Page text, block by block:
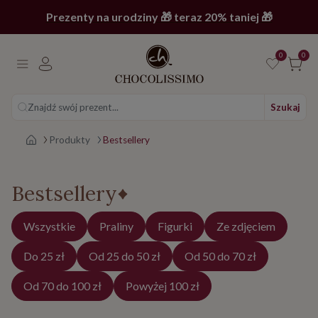
Prezenty na urodziny 🎁 teraz 20% taniej 🎁
0 0
Znajdź swój prezent... Szukaj
Strona główna
Produkty Bestsellery
Bestsellery
Wszystkie Praliny Figurki Ze zdjęciem
Do 25 zł Od 25 do 50 zł Od 50 do 70 zł
Od 70 do 100 zł Powyżej 100 zł